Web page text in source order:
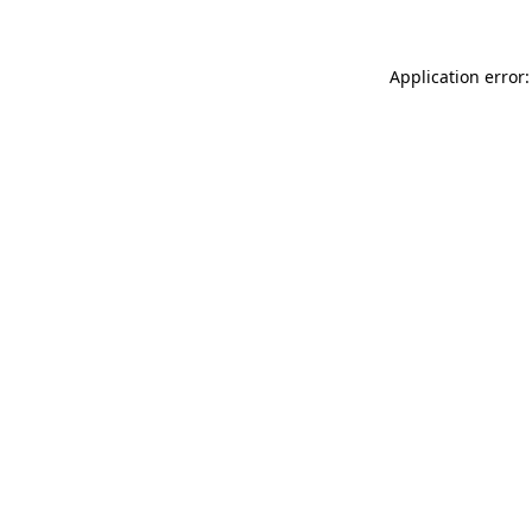
Application